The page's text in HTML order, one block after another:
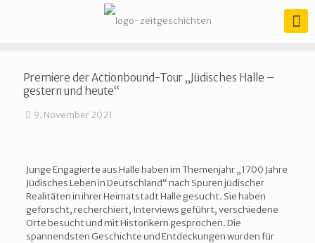
Premiere der Actionbound-Tour „Jüdisches Halle –
gestern und heute“
9. November 2021
Junge Engagierte aus Halle haben im Themenjahr „1700 Jahre
Jüdisches Leben in Deutschland“ nach Spuren jüdischer
Realitäten in ihrer Heimatstadt Halle gesucht. Sie haben
geforscht, recherchiert, Interviews geführt, verschiedene
Orte besucht und mit Historikern gesprochen. Die
spannendsten Geschichte und Entdeckungen wurden für